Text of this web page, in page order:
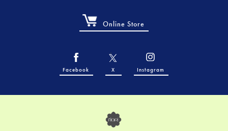
Online Store
Facebook X Instagram